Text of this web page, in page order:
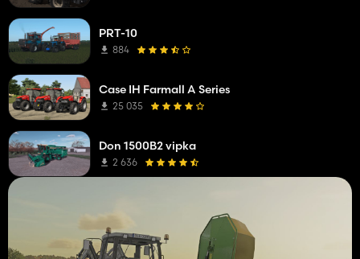
PRT-10
884
Case IH Farmall A Series
25 035
Don 1500B2 vipka
2 636